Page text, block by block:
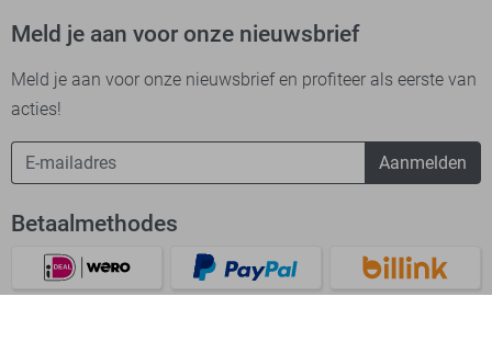
Meld je aan voor onze nieuwsbrief
Meld je aan voor onze nieuwsbrief en profiteer als eerste van
acties!
Aanmelden
Betaalmethodes